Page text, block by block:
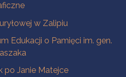
w Zalipiu
Edukacji o Pamięci im. gen.
po Janie Matejce